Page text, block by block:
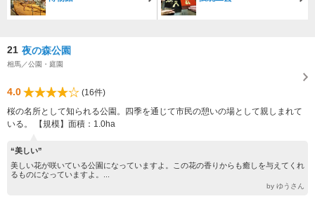
21 夜の森公園
相馬／公園・庭園
4.0
(16件)
桜の名所として知られる公園。四季を通じて市民の憩いの場として親しまれて
いる。 【規模】面積：1.0ha
“美しい”
美しい花が咲いている公園になっていますよ。この花の香りからも癒しを与えてくれ
るものになっていますよ。...
by ゆうさん